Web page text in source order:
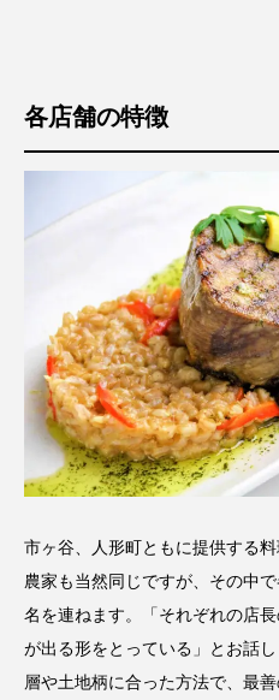
各店舗の特徴
市ヶ谷、人形町ともに提供する
農家も当然同じですが、その中
名を連ねます。「それぞれの店
が出る形をとっている」とお話
層や土地柄に合った方法で、最